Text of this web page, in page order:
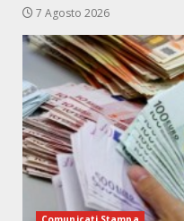
7 Agosto 2026